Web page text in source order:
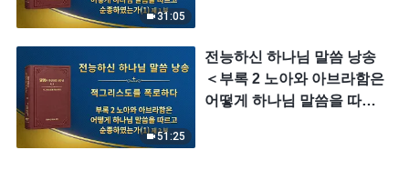
31:05
51:25
전능하신 하나님 말씀 낭송
＜부록 2 노아와 아브라함은
어떻게 하나님 말씀을 따르